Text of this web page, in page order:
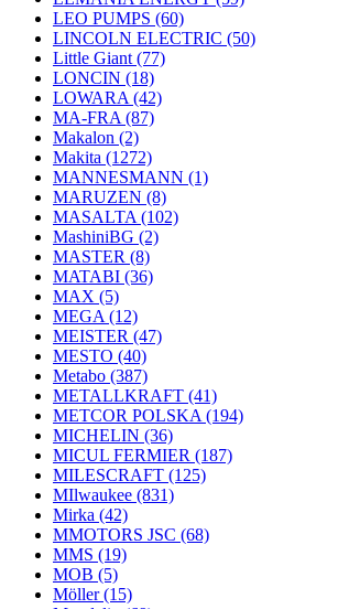
LEO PUMPS (60)
LINCOLN ELECTRIC (50)
Little Giant (77)
LONCIN (18)
LOWARA (42)
MA-FRA (87)
Makalon (2)
Makita (1272)
MANNESMANN (1)
MARUZEN (8)
MASALTA (102)
MashiniBG (2)
MASTER (8)
MATABI (36)
MAX (5)
MEGA (12)
MEISTER (47)
MESTO (40)
Metabo (387)
METALLKRAFT (41)
METCOR POLSKA (194)
MICHELIN (36)
MICUL FERMIER (187)
MILESCRAFT (125)
MIlwaukee (831)
Mirka (42)
MMOTORS JSC (68)
MMS (19)
MOB (5)
Möller(15)